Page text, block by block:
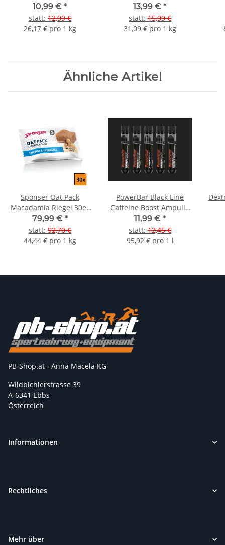
Orange
10,99 € *
statt: 12,99 €
26,17 € pro 1 kg
450g Dose
13,99 € *
statt: 15,99 €
31,09 € pro 1 kg
Ähnliche Artikel
Sponser Oat Pack
Macadamia Riegel 30er
Box
79,99 € *
statt: 92,70 €
44,44 € pro 1 kg
PowerBar Black Line
Caffeine Boost Ampulle
5er Pack
11,99 € *
statt: 12,45 €
95,92 € pro 1 l
PB-Shop.at - Anna Macela KG
Wildbichlerstrasse 39
A-6341 Ebbs
Österreich
Informationen
Rechtliches
Mehr über